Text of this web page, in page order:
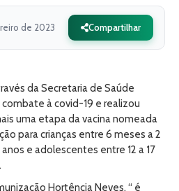
de 2023 Compartilhar
da Secretaria de Saúde
à covid-19 e realizou
uma etapa da vacina nomeada
para crianças entre 6 meses a 2
e adolescentes entre 12 a 17
Hortência Neves, “ é